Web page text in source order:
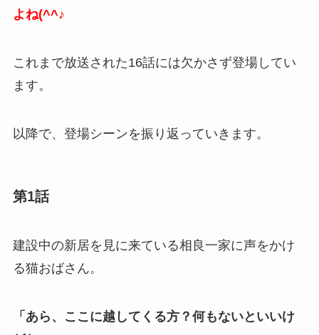
よね(^^♪
これまで放送された16話には欠かさず登場してい
ます。
以降で、登場シーンを振り返っていきます。
第1話
建設中の新居を見に来ている相良一家に声をかけ
る猫おばさん。
「あら、ここに越してくる方？何もないといいけ